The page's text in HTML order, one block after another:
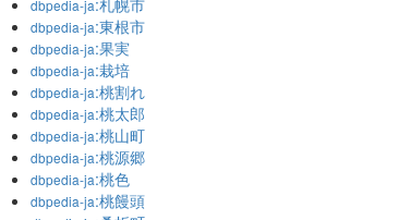
dbpedia-ja:札幌市
dbpedia-ja:東根市
dbpedia-ja:果実
dbpedia-ja:栽培
dbpedia-ja:桃割れ
dbpedia-ja:桃太郎
dbpedia-ja:桃山町
dbpedia-ja:桃源郷
dbpedia-ja:桃色
dbpedia-ja:桃饅頭